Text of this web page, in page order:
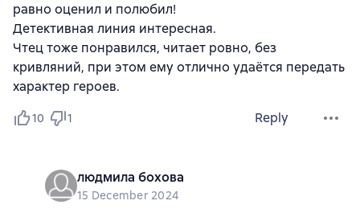
равно оценил и полюбил!
Детективная линия интересная.
Чтец тоже понравился, читает ровно, без
кривляний, при этом ему отлично удаётся передать
характер героев.
10 1 Reply
людмила бохова
15 December 2024